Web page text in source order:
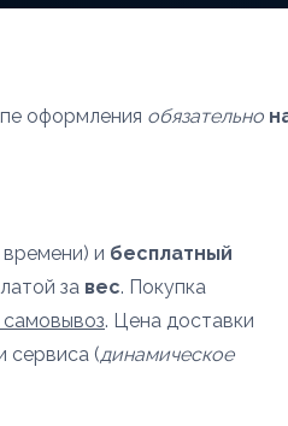
оформления обязательно
и бесплатный
за вес. Покупка
самовывоз. Цена доставки
сервиса (динамическое